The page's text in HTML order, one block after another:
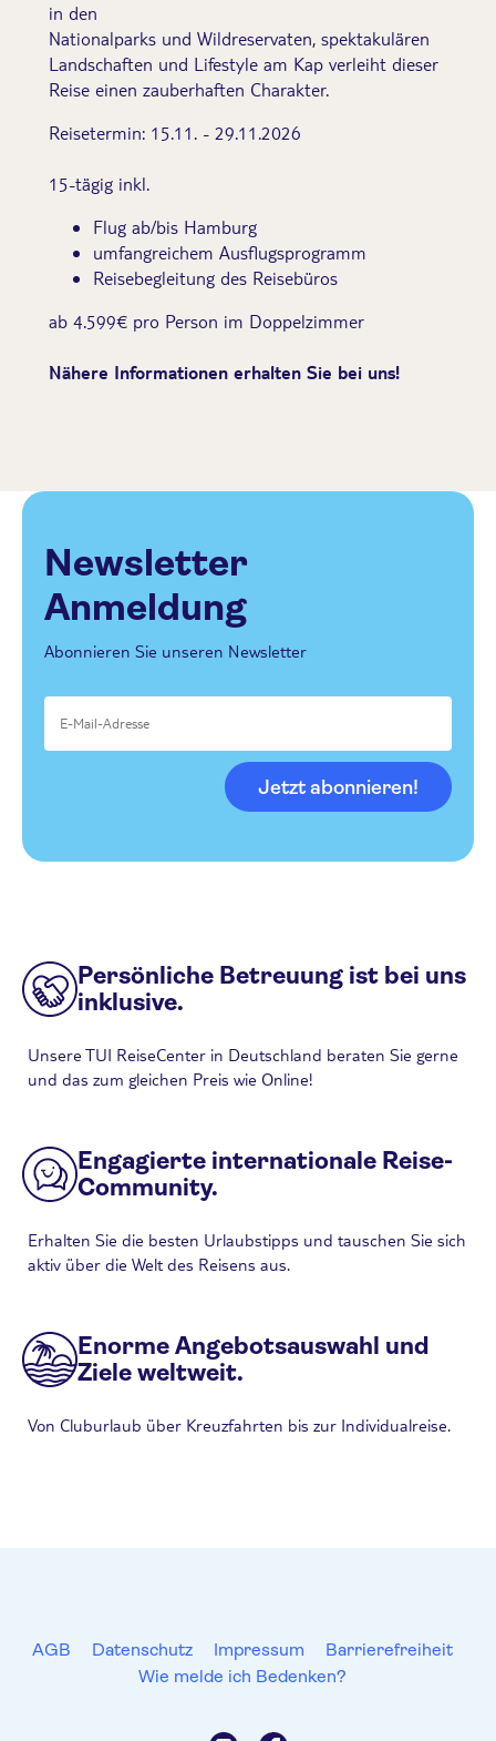
in den
Nationalparks und Wildreservaten, spektakulären
Landschaften und Lifestyle am Kap verleiht dieser
Reise einen zauberhaften Charakter.
Reisetermin: 15.11. - 29.11.2026
15-tägig inkl.
Flug ab/bis Hamburg
umfangreichem Ausflugsprogramm
Reisebegleitung des Reisebüros
ab 4.599€ pro Person im Doppelzimmer
Nähere Informationen erhalten Sie bei uns!
Newsletter
Anmeldung
Abonnieren Sie unseren Newsletter
Jetzt abonnieren!
Persönliche Betreuung ist bei uns
inklusive.
Unsere TUI ReiseCenter in Deutschland beraten Sie gerne
und das zum gleichen Preis wie Online!
Engagierte internationale Reise-
Community.
Erhalten Sie die besten Urlaubstipps und tauschen Sie sich
aktiv über die Welt des Reisens aus.
Enorme Angebotsauswahl und
Ziele weltweit.
Von Cluburlaub über Kreuzfahrten bis zur Individualreise.
AGB Datenschutz Impressum
Barrierefreiheit
Wie melde ich Bedenken?